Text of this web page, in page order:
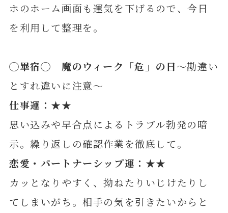
ホのホーム画面も運気を下げるので、今日
を利用して整理を。
◯畢宿◯ 魔のウィーク「危」の日～勘違い
とすれ違いに注意～
仕事運：★★
思い込みや早合点によるトラブル勃発の暗
示。繰り返しの確認作業を徹底して。
恋愛・パートナーシップ運：★★
カッとなりやすく、拗ねたりいじけたりし
てしまいがち。相手の気を引きたいからと